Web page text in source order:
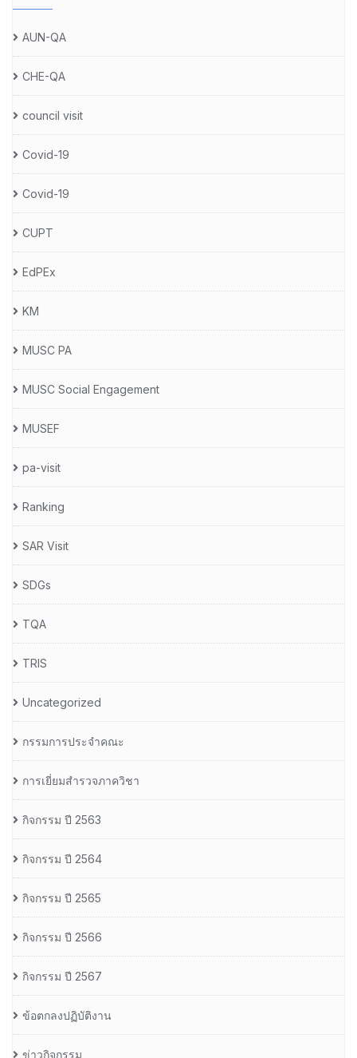
AUN-QA
CHE-QA
council visit
Covid-19
Covid-19
CUPT
EdPEx
KM
MUSC PA
MUSC Social Engagement
MUSEF
pa-visit
Ranking
SAR Visit
SDGs
TQA
TRIS
Uncategorized
กรรมการประจำคณะ
การเยี่ยมสำรวจภาควิชา
กิจกรรม ปี 2563
กิจกรรม ปี 2564
กิจกรรม ปี 2565
กิจกรรม ปี 2566
กิจกรรม ปี 2567
ข้อตกลงปฏิบัติงาน
ข่าวกิจกรรม